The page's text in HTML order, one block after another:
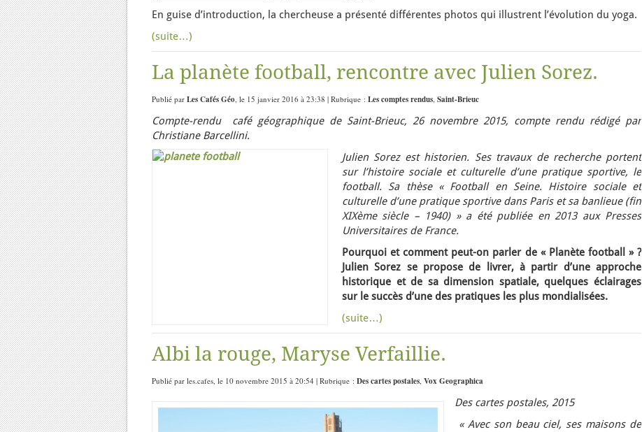
En guise d’introduction, la chercheuse a présenté différentes photos qui illustrent l’évolution du yoga.
(suite…)
La planète football, rencontre avec Julien Sorez.
Publié par Les Cafés Géo, le 15 janvier 2016 à 23:38 | Rubrique : Les comptes rendus, Saint-Brieuc
Compte-rendu café géographique de Saint-Brieuc, 26 novembre 2015, compte rendu rédigé par
Christiane Barcellini.
Julien Sorez est historien. Ses travaux de recherche portent
sur l’histoire sociale et culturelle d’une pratique sportive, le
football. Sa thèse « Football en Seine. Histoire sociale et
culturelle d’une pratique sportive dans Paris et sa banlieue (fin
XIXème siècle – 1940) » a été publiée en 2013 aux Presses
Universitaires de France.
Pourquoi et comment peut-on parler de « Planète football » ?
Julien Sorez se propose de livrer, à partir d’une approche
historique et de sa dimension spatiale, quelques éclairages
sur le succès d’une des pratiques les plus mondialisées.
(suite…)
Albi la rouge, Maryse Verfaillie.
Publié par les.cafes, le 10 novembre 2015 à 20:54 | Rubrique : Des cartes postales, Vox Geographica
Des cartes postales, 2015
« Avec son beau ciel, ses maisons de